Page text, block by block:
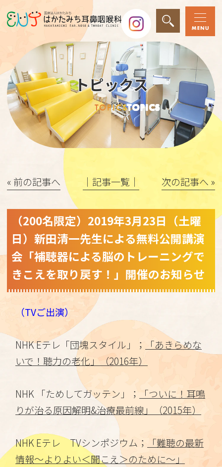
トピックス
TOPICSTOPICS
« 前の記事へ │記事一覧│ 次の記事へ »
（200名限定）2019年3月23日（土曜
日）新田清一先生による無料公開講演
会「補聴器による脳のトレーニングで
きこえを取り戻す！」開催のお知らせ
（TVご出演）
NHK Eテレ「団塊スタイル」；
「あきらめな
いで！聴力の老化」（2016年）
NHK 「ためしてガッテン」；
「ついに！耳鳴
りが治る原因解明&治療最前線」（2015年）
NHK Eテレ TVシンポジウム；
「難聴の最新
情報〜よりよい＜聞こえ＞のために〜」